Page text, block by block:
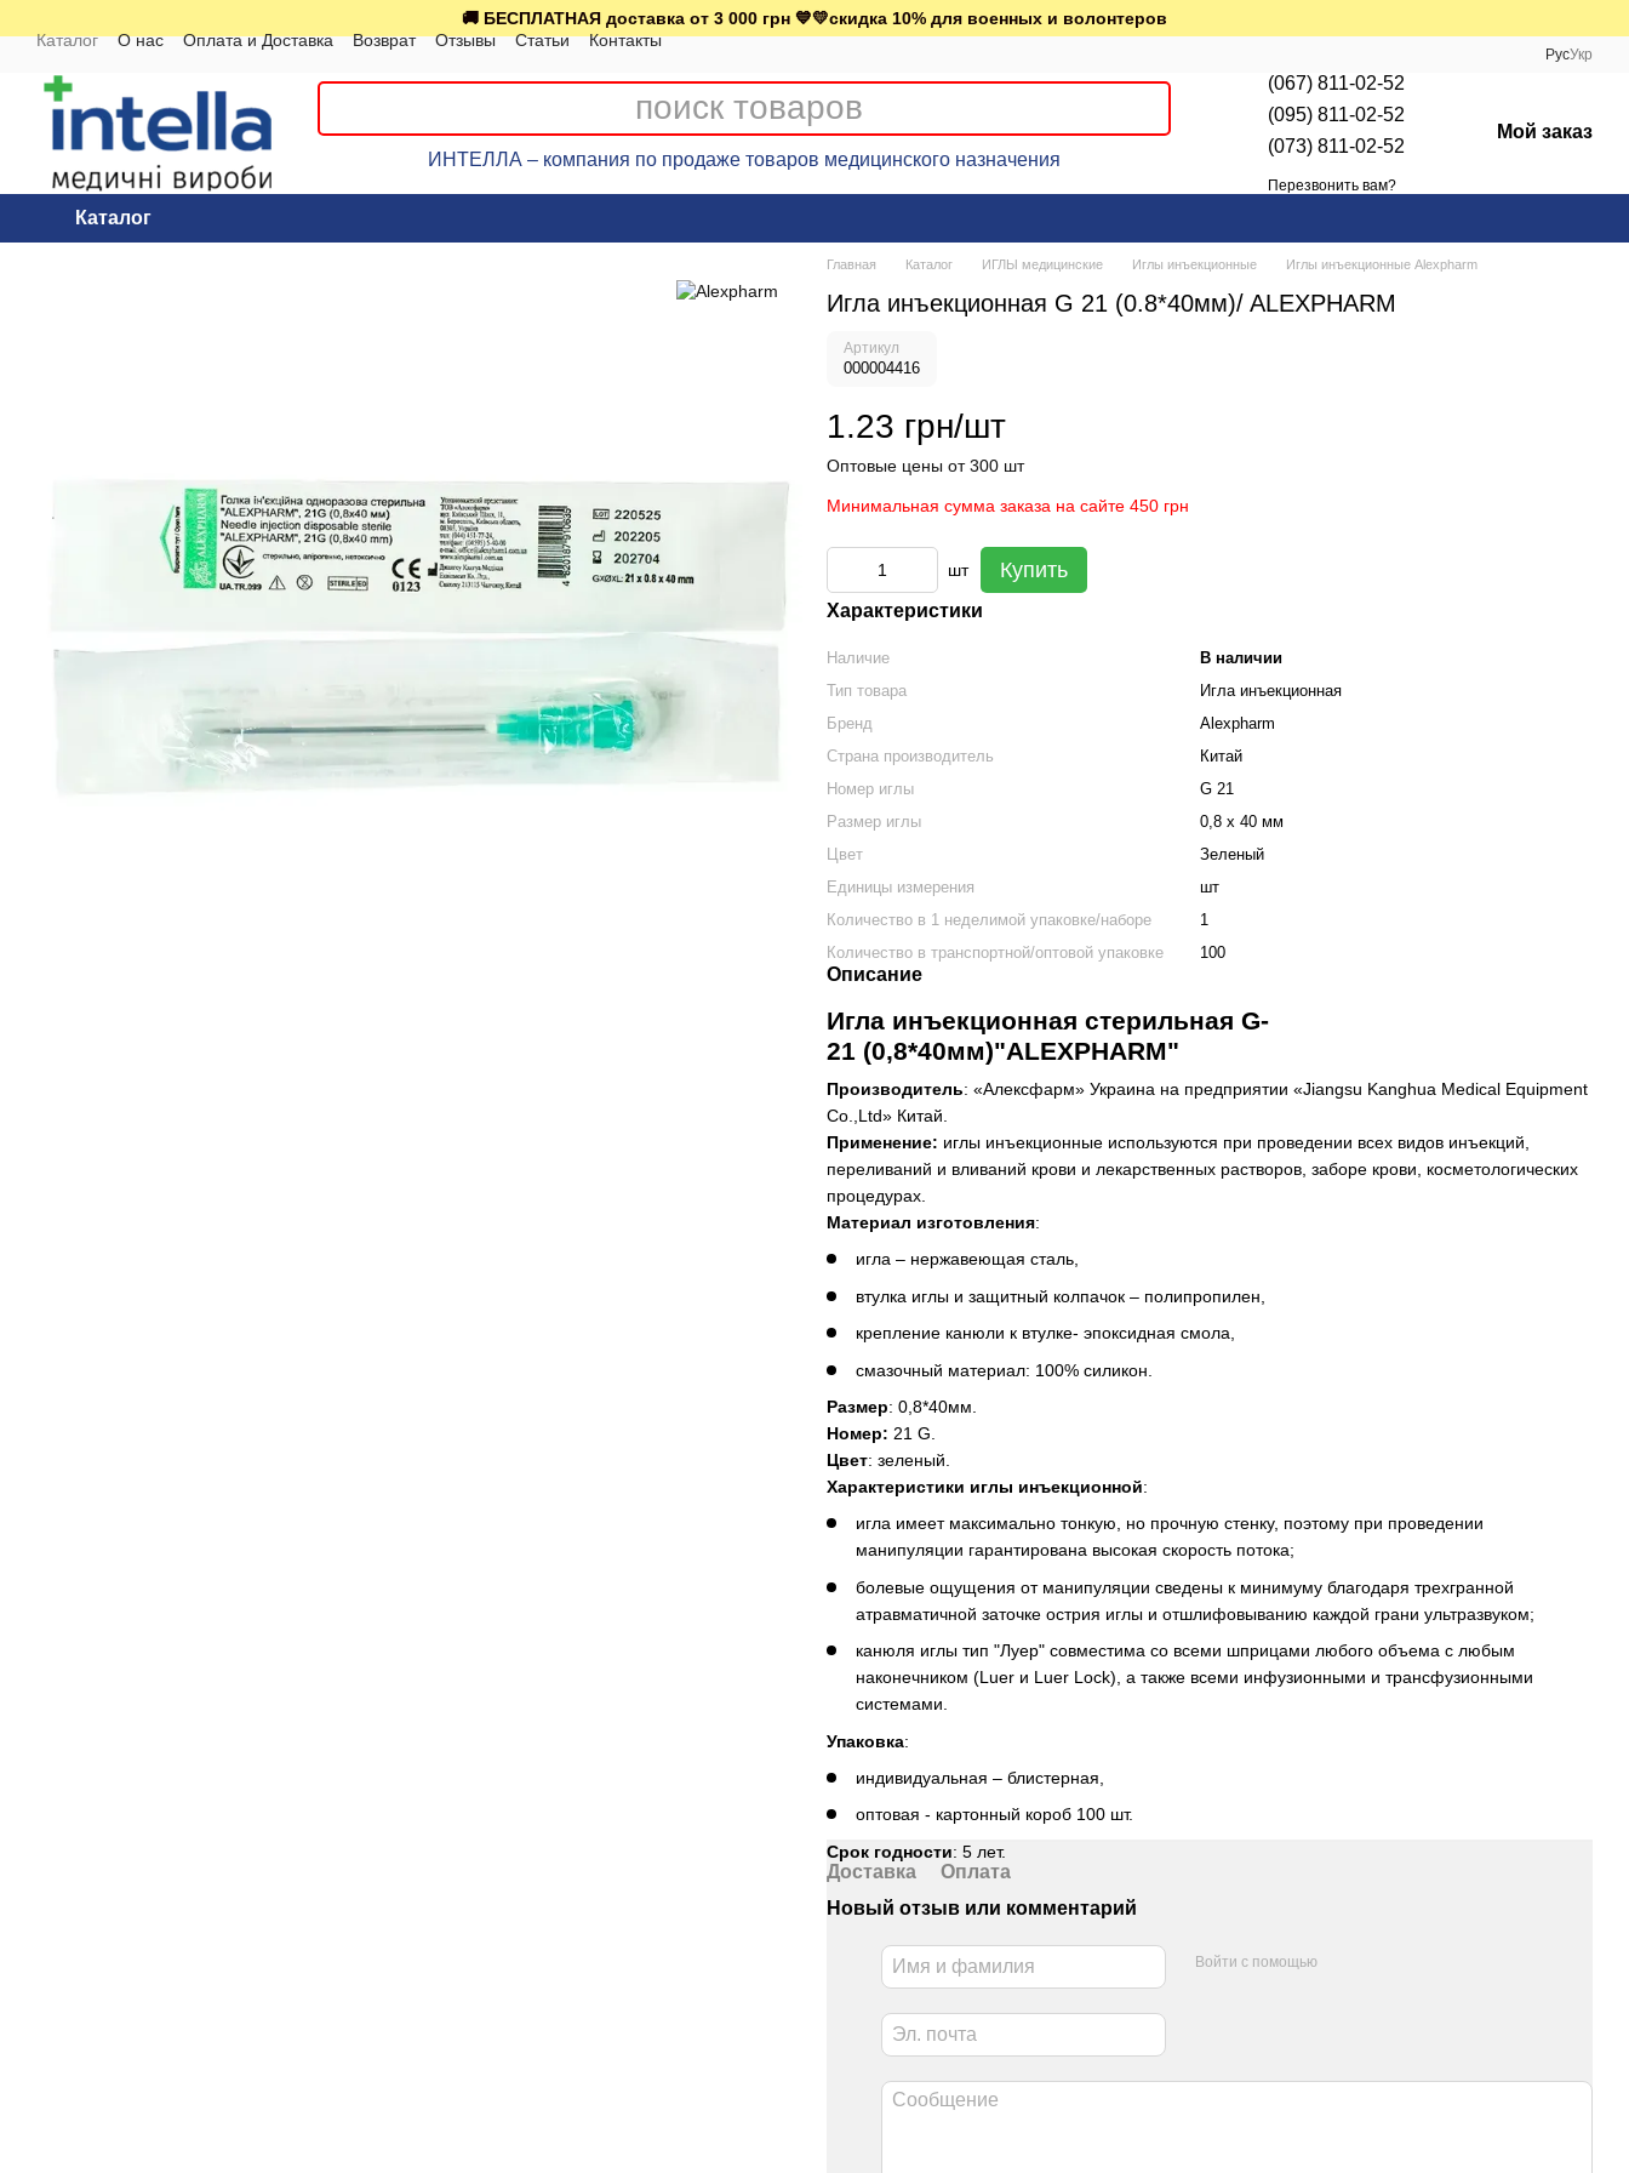
🚚 БЕСПЛАТНАЯ доставка от 3 000 грн 💙💛скидка 10% для военных и волонтеров
Каталог
О нас Оплата и Доставка Возврат Отзывы Статьи Контакты
РусУкр
ИНТЕЛЛА – компания по продаже товаров медицинского назначения
(067) 811-02-52
(095) 811-02-52
(073) 811-02-52
Перезвонить вам?
Мой заказ
Каталог
Главная Каталог ИГЛЫ медицинские Иглы инъекционные Иглы инъекционные Alexpharm
Игла инъекционная G 21 (0.8*40мм)/ ALEXPHARM
Артикул
000004416
1.23 грн/шт
Оптовые цены от 300 шт
Минимальная сумма заказа на сайте 450 грн
шт Купить
Характеристики
Наличие
В наличии
Тип товара
Игла инъекционная
Бренд
Alexpharm
Страна производитель
Китай
Номер иглы
G 21
Размер иглы
0,8 х 40 мм
Цвет
Зеленый
Единицы измерения
шт
Количество в 1 неделимой упаковке/наборе
1
Количество в транспортной/оптовой упаковке
100
Описание
Игла инъекционная стерильная G-
21 (0,8*40мм)"ALEXPHARM"
Производитель: «Алексфарм» Украина на предприятии «Jiangsu Kanghua Medical Equipment
Co.,Ltd» Китай.
Применение: иглы инъекционные используются при проведении всех видов инъекций,
переливаний и вливаний крови и лекарственных растворов, заборе крови, косметологических
процедурах.
Материал изготовления:
игла – нержавеющая сталь,
втулка иглы и защитный колпачок – полипропилен,
крепление канюли к втулке- эпоксидная смола,
смазочный материал: 100% силикон.
Размер: 0,8*40мм.
Номер: 21 G.
Цвет: зеленый.
Характеристики иглы инъекционной:
игла имеет максимально тонкую, но прочную стенку, поэтому при проведении
манипуляции гарантирована высокая скорость потока;
болевые ощущения от манипуляции сведены к минимуму благодаря трехгранной
атравматичной заточке острия иглы и отшлифовыванию каждой грани ультразвуком;
канюля иглы тип "Луер" совместима со всеми шприцами любого объема с любым
наконечником (Luer и Luer Lock), а также всеми инфузионными и трансфузионными
системами.
Упаковка:
индивидуальная – блистерная,
оптовая - картонный короб 100 шт.
Срок годности: 5 лет.
Доставка
Оплата
Новый отзыв или комментарий
Войти с помощью